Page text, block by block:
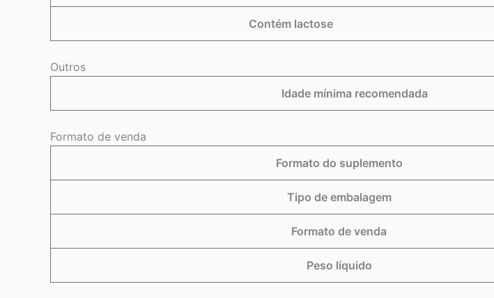
Contém lactose
Outros
Idade mínima recomendada
Formato de venda
Formato do suplemento
Tipo de embalagem
Formato de venda
Peso líquido